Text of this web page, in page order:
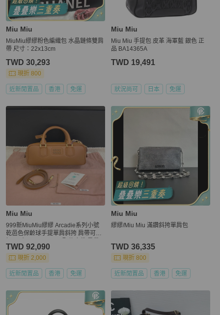
Miu Miu
MiuMiu繆繆粉色編織包 水晶鏈條雙肩
帶 尺寸：22x13cm
TWD 30,293
現折 800
近新閒置品 香港 免運
Miu Miu
Miu Miu 手提包 皮革 海軍藍 銀色 正
品 BA14365A
TWD 19,491
狀況尚可 日本 免運
Miu Miu
999新MiuMiu繆繆 Arcadie系列小號
乾邑色保齡球手提單肩斜挎 肩帶可拆
TWD 92,090
現折 2,000
近新閒置品 香港 免運
Miu Miu
繆繆/Miu Miu 滿鑽斜挎單肩包
TWD 36,335
現折 800
近新閒置品 香港 免運